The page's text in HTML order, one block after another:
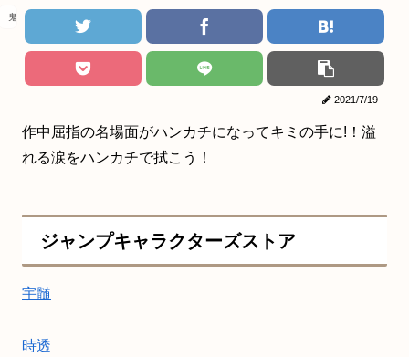
鬼滅の刃
2021/7/19
作中屈指の名場面がハンカチになってキミの手に!！溢
れる涙をハンカチで拭こう！
ジャンプキャラクターズストア
宇髄
時透